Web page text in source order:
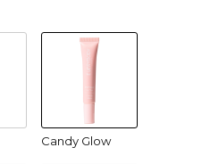
Candy Glow